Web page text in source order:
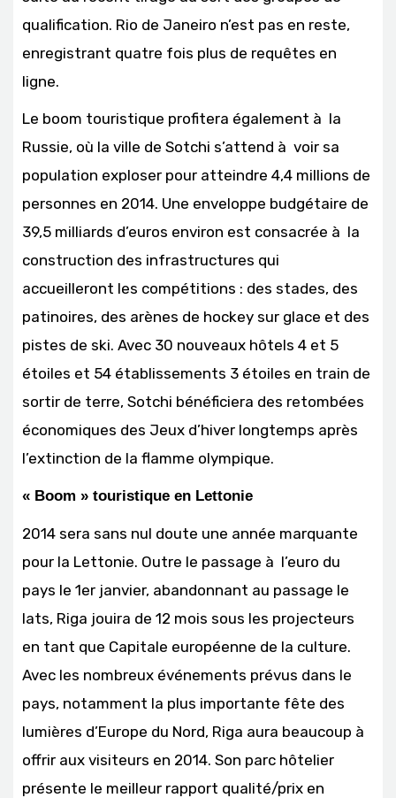
qualification. Rio de Janeiro n’est pas en reste,
enregistrant quatre fois plus de requêtes en
ligne.
Le boom touristique profitera également à la
Russie, où la ville de Sotchi s’attend à voir sa
population exploser pour atteindre 4,4 millions de
personnes en 2014. Une enveloppe budgétaire de
39,5 milliards d’euros environ est consacrée à la
construction des infrastructures qui
accueilleront les compétitions : des stades, des
patinoires, des arènes de hockey sur glace et des
pistes de ski. Avec 30 nouveaux hôtels 4 et 5
étoiles et 54 établissements 3 étoiles en train de
sortir de terre, Sotchi bénéficiera des retombées
économiques des Jeux d’hiver longtemps après
l’extinction de la flamme olympique.
« Boom » touristique en Lettonie
2014 sera sans nul doute une année marquante
pour la Lettonie. Outre le passage à l’euro du
pays le 1er janvier, abandonnant au passage le
lats, Riga jouira de 12 mois sous les projecteurs
en tant que Capitale européenne de la culture.
Avec les nombreux événements prévus dans le
pays, notamment la plus importante fête des
lumières d’Europe du Nord, Riga aura beaucoup à
offrir aux visiteurs en 2014. Son parc hôtelier
présente le meilleur rapport qualité/prix en